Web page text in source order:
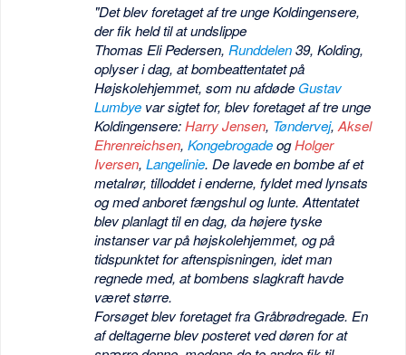
"Det blev foretaget af tre unge Koldingensere,
der fik held til at undslippe
Thomas Eli Pedersen, Runddelen39, Kolding,
oplyser i dag, at bombeattentatet på
Højskolehjemmet, som nu afdøde Gustav
Lumbye var sigtet for, blev foretaget af tre unge
Koldingensere:Harry Jensen, Tøndervej,Aksel
Ehrenreichsen,KongebrogadeogHolger
Iversen,Langelinie. De lavede en bombe af et
metalrør, tilloddet i enderne, fyldet med lynsats
og med anboret fængshul og lunte. Attentatet
blev planlagt til en dag, da højere tyske
instanser var på højskolehjemmet, og på
tidspunktet for aftenspisningen, idet man
regnede med, at bombens slagkraft havde
været større.
Forsøget blev foretaget fra Gråbrødregade. En
af deltagerne blev posteret ved døren for at